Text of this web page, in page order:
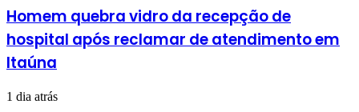
Homem quebra vidro da recepção de
hospital após reclamar de atendimento em
Itaúna
1 dia atrás